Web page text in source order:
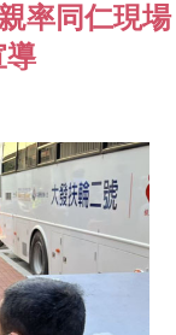
率同仁現場
導